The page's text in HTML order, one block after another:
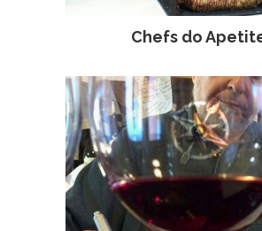
Chefs do